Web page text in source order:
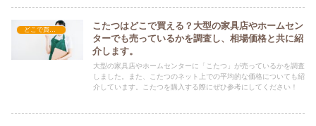
こたつはどこで買える？大型の家具店やホームセン
ターでも売っているかを調査し、相場価格と共に紹
介します。
大型の家具店やホームセンターに「こたつ」が売っているかを調査
しました。また、こたつのネット上での平均的な価格についても紹
介しています。こたつを購入する際にぜひ参考にしてください！